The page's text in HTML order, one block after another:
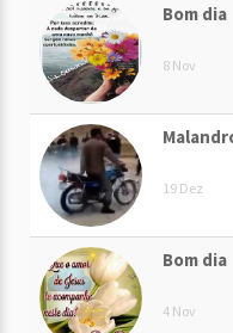
Bom dia
8 Nov
19 Dez
Bom dia
4 Nov